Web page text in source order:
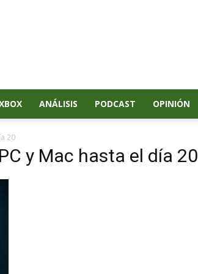
ANÁLISIS PODCAST OPINIÓN
20
y Mac hasta el día 20